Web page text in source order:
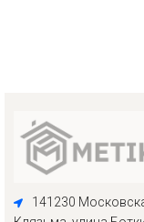
141230